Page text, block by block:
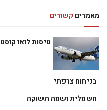
מאמרים קשורים
טיסות לואו קוסט
בניחוח צרפתי
חשמלית ושמה תשוקה